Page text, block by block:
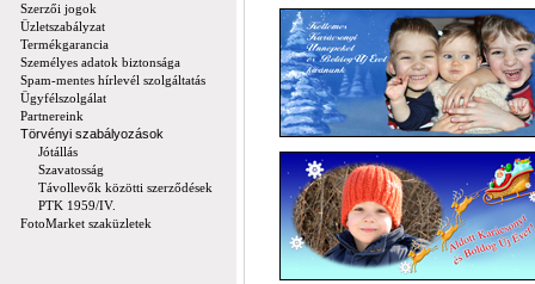
Szerzői jogok
Üzletszabályzat
Termékgarancia
Személyes adatok biztonsága
Spam-mentes hírlevél szolgáltatás
Ügyfélszolgálat
Partnereink
Törvényi szabályozások
Jótállás
Szavatosság
Távollevők közötti szerződések
PTK 1959/IV.
FotoMarket szaküzletek